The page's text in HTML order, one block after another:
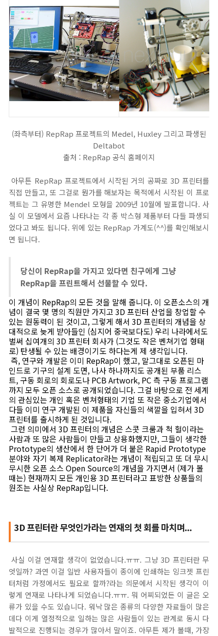
(좌측부터) RepRap 프로젝트의 Medel, Huxley 그리고 파생된
Deltabot
출처 : RepRap 공식 홈페이지
아무튼 RepRap 프로젝트에서 시작된 거의 공짜로 3D 프린터를
직접 만들고, 또 그걸로 뭔가를 해보자는 목적에서 시작된 이 프로
젝트는 그 유명한 Mendel 모형을 2009년 10월에 발표합니다. 사
실 이 모델에서 요즘 나타나는 각 종 박스형 제품부터 다들 파생되
었다고 봐도 됩니다. 위에 있는 RepRap 가계도(^^)를 확인해보시
면 됩니다.
당신이 RepRap을 가지고 있다면 친구에게 그냥
RepRap을 프린트해서 선물할 수 있다.
이 개념이 RepRap의 모든 것을 말해 줍니다. 이 오픈소스의 개
념이 결국 몇 명의 직원만 가지고 3D 프린터 산업을 창업할 수
있는 원동력이 된 것이고, 그렇게 해서 3D 프린터의 개념을 상
대적으로 늦게 받아들인 (심지어 중국보다도) 우리 나라에서도
벌써 십여개의 3D 프린터 회사가 (그것도 작은 벤쳐기업 형태
로) 탄생될 수 있는 배경이기도 하다는게 제 생각입니다.
즉, 연구와 개발은 이미 RepRap이 했고, 말그대로 오픈된 마
인드로 기구의 설계 도면, 나사 하나까지도 공개된 부품 리스
트, 구동 회로의 회로도나 PCB Artwork, PC 측 구동 프로그램
까지 모두 오픈 소스로 공개되었습니다. 그걸 바탕으로 전 세계
의 관심있는 개인 혹은 벤쳐형태의 기업 또 작은 중소기업에서
다들 이미 연구 개발된 이 제품을 자신들의 색깔을 입혀서 3D
프린터를 출시하게 된 것입니다.
그런 의미에서 3D 프린터의 개념은 스콧 크룸과 척 헐이라는
사람과 또 많은 사람들이 만들고 상용화했지만, 그들이 생각한
Prototype의 생산에서 한 단어가 더 붙은 Rapid Prototype
분야와 자기 복제 Replicator라는 개념이 적립되고 또 더 무시
무시한 오픈 소스 Open Source의 개념을 가지면서 (제가 볼
때는) 현재까지 모든 개인용 3D 프린터라고 표방한 상품들의
원조는 사실상 RepRap입니다.
3D 프린터란 무엇인가라는 연재의 첫 회를 마치며...
사실 이걸 연재할 생각이 없었습니다.ㅠㅠ. 그냥 3D 프린터란 무
엇일까? 과연 이걸 일반 사용자들이 종이에 인쇄하는 잉크젯 프린
터처럼 가정에서도 필요로 할까?라는 의문에서 시작된 생각이 이
렇게 연재로 나타나게 되었습니다.ㅠㅠ. 뭐 어찌되었든 이 글은 오
류가 있을 수도 있습니다. 워낙 많은 종류의 다양한 자료들이 많은
데다 이게 열정적으로 일하는 많은 사람들이 있는 관계로 동시 다
발적으로 진행되는 경우가 많아서 말이죠. 아무튼 제가 볼때, 가장